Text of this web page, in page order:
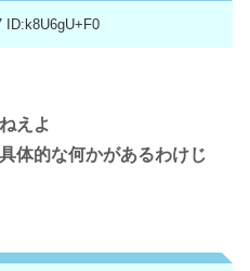
ID:k8U6gU+F0
えよ
体的な何かがあるわけじ